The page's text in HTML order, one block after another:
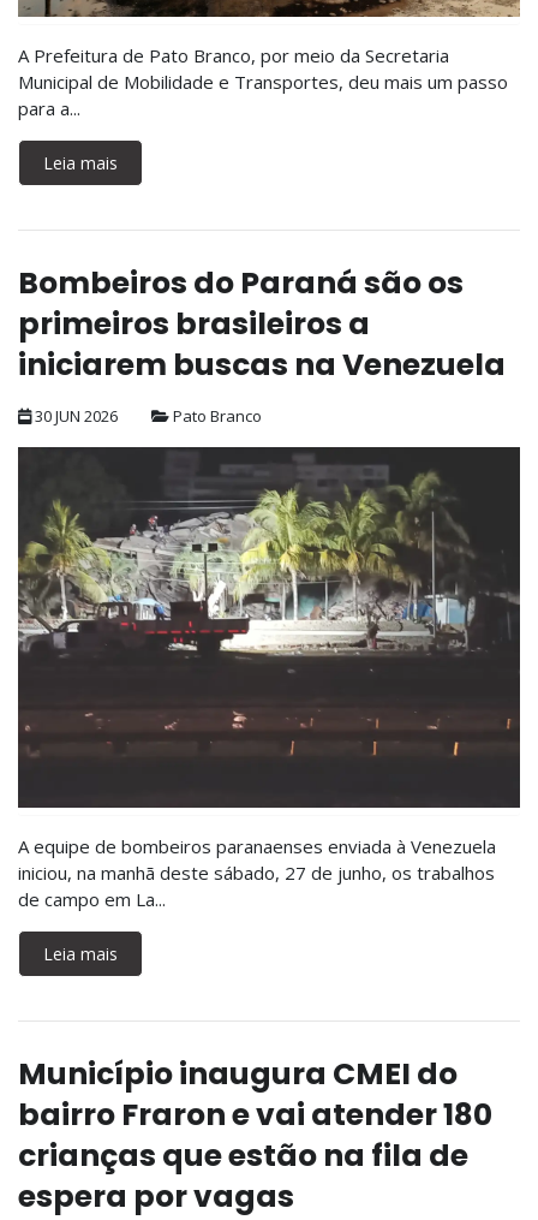
A Prefeitura de Pato Branco, por meio da Secretaria
Municipal de Mobilidade e Transportes, deu mais um passo
para a...
Leia mais
Bombeiros do Paraná são os
primeiros brasileiros a
iniciarem buscas na Venezuela
30 JUN 2026 Pato Branco
A equipe de bombeiros paranaenses enviada à Venezuela
iniciou, na manhã deste sábado, 27 de junho, os trabalhos
de campo em La...
Leia mais
Município inaugura CMEI do
bairro Fraron e vai atender 180
crianças que estão na fila de
espera por vagas